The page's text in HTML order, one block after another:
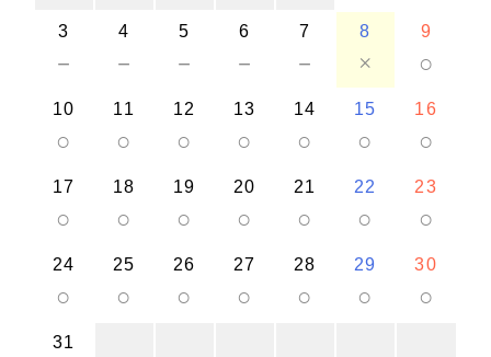
3
－
4
－
5
－
6
－
7
－
8
×
9
○
10
○
11
○
12
○
13
○
14
○
15
○
16
○
17
○
18
○
19
○
20
○
21
○
22
○
23
○
24
○
25
○
26
○
27
○
28
○
29
○
30
○
31